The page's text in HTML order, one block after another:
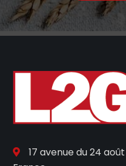
17 avenue du 24 août